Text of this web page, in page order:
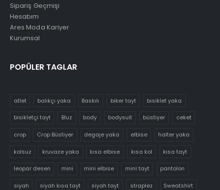
Sipariş Geçmişi
Hesabım
Ares Moda Kariyer
Kurumsal
POPÜLER TAGLAR
atlet balıkçı yaka Baskılı biker tayt bisiklet yaka
bisikletçi tayt Bluz body bodysuit büstiyer ceket
crop Crop Büstiyer degaje yaka elbise halter yaka
kolsuz kruvaze yaka kısa elbise kısa kol kısa tayt
leopar desen mini mini elbise mini tayt pantolon
siyah siyah kısa tayt siyah tayt straplez Sweatshirt